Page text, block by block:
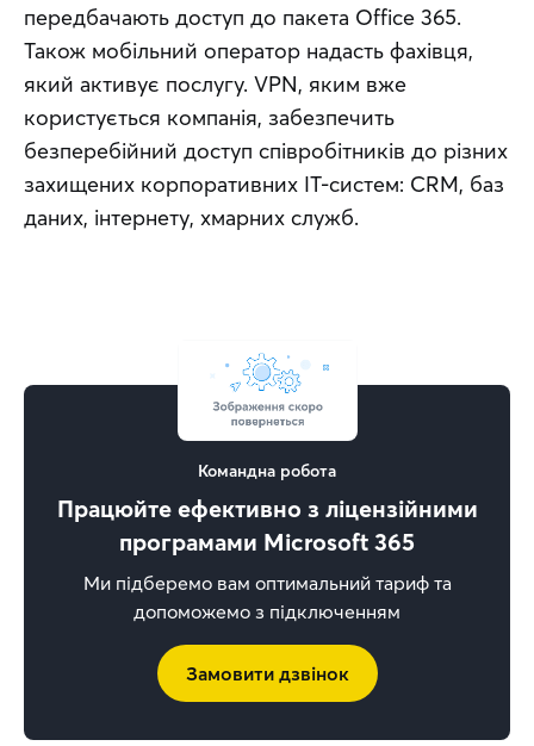
передбачають доступ до пакета Office 365.
Також мобільний оператор надасть фахівця,
який активує послугу. VPN, яким вже
користується компанія, забезпечить
безперебійний доступ співробітників до різних
захищених корпоративних IT-систем: CRM, баз
даних, інтернету, хмарних служб.
Командна робота
Працюйте ефективно з ліцензійними
програмами Microsoft 365
Ми підберемо вам оптимальний тариф та
допоможемо з підключенням
Замовити дзвінок